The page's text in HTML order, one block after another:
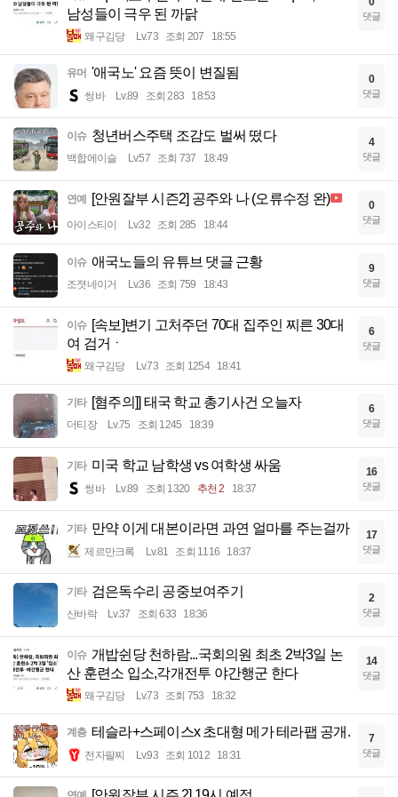
남성들이 극우 된 까닭
왜구김당 Lv.73 조회 207 18:55
댓글
유머 '애국노' 요즘 뜻이 변질됨
썽바 Lv.89 조회 283 18:53
0
댓글
이슈 청년버스주택 조감도 벌써 떴다
백합에이슬 Lv.57 조회 737 18:49
4
댓글
연예 [안원잘부 시즌2] 공주와 나 (오류수정 완)
아이스티이 Lv.32 조회 285 18:44
0
댓글
이슈 애국노들의 유튜브 댓글 근황
조졋네이거 Lv.36 조회 759 18:43
9
댓글
이슈 [속보]변기 고처주던 70대 집주인 찌른 30대
여 검거ㆍ
왜구김당 Lv.73 조회 1254 18:41
6
댓글
기타 [혐주의]] 태국 학교 총기사건 오늘자
더티장 Lv.75 조회 1245 18:39
6
댓글
기타 미국 학교 남학생 vs 여학생 싸움
썽바 Lv.89 조회 1320 추천 2 18:37
16
댓글
기타 만약 이게 대본이라면 과연 얼마를 주는걸까
제르만크록 Lv.81 조회 1116 18:37
17
댓글
기타 검은독수리 공중보여주기
산바락 Lv.37 조회 633 18:36
2
댓글
이슈 개밥쉰당 천하람...국회의원 최초 2박3일 논
산 훈련소 입소,각개전투 야간행군 한다
왜구김당 Lv.73 조회 753 18:32
14
댓글
계층 테슬라+스페이스x 초대형 메가 테라팹 공개.
전자팔찌 Lv.93 조회 1012 18:31
7
댓글